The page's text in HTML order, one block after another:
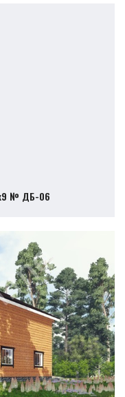
№ ДБ-06